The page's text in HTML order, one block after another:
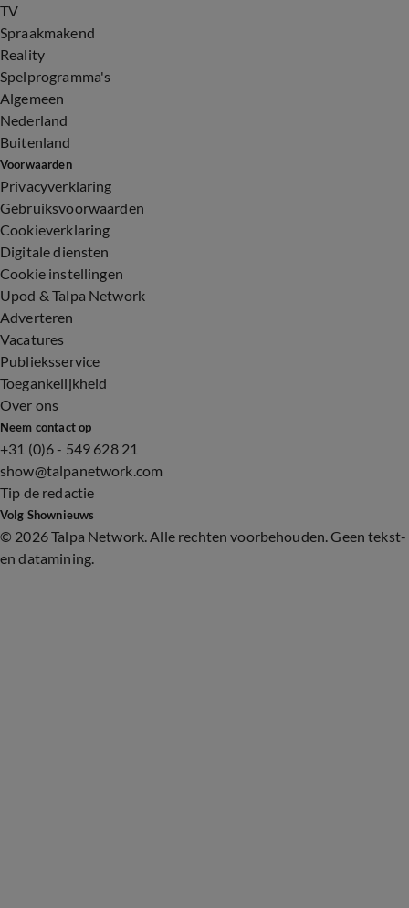
TV
Spraakmakend
Reality
Spelprogramma's
Algemeen
Nederland
Buitenland
Voorwaarden
Privacyverklaring
Gebruiksvoorwaarden
Cookieverklaring
Digitale diensten
Cookie instellingen
Upod & Talpa Network
Adverteren
Vacatures
Publieksservice
Toegankelijkheid
Over ons
Neem contact op
+31 (0)6 - 549 628 21
show@talpanetwork.com
Tip de redactie
Volg Shownieuws
© 2026 Talpa Network. Alle rechten voorbehouden. Geen tekst-
en datamining.